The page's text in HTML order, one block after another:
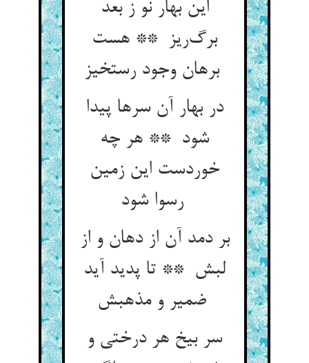
این بهار نو ز بعد
برگ‌ریز ** هست
برهان وجود رستخیز
در بهار آن سرها پیدا
شود ** هر چه
خوردست این زمین
رسوا شود
بر دمد آن از دهان و از
لبش ** تا پدید آید
سر بیخ هر درختی و